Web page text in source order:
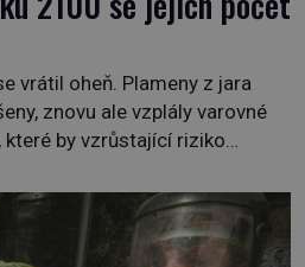
vrátil oheň. Plameny z jara
znovu ale vzplály varovné
by vzrůstající riziko
pouze vzdáleného
se klimatem, vysušenou
zásahů se z nich stává